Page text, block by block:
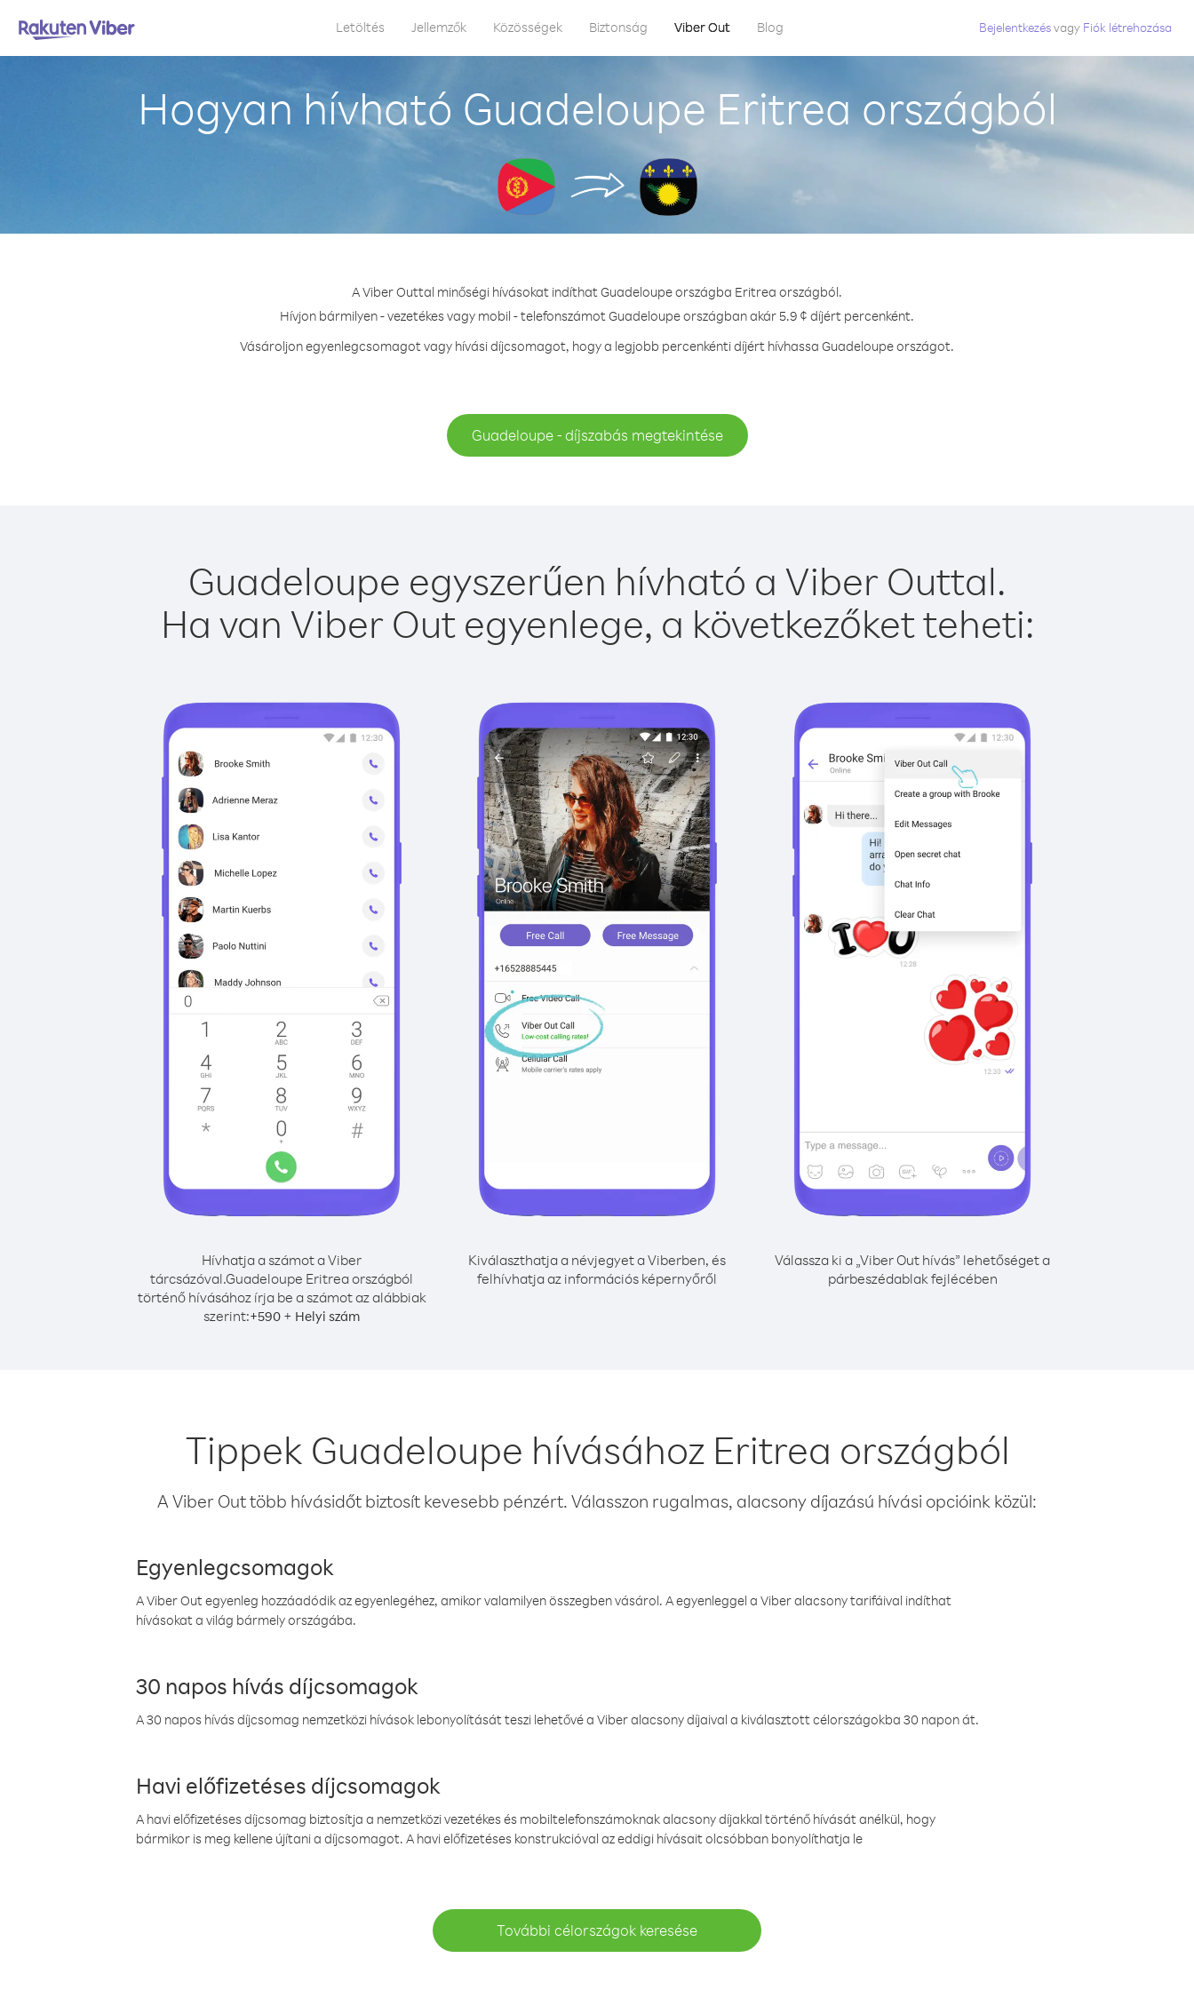
Letöltés Jellemzők Közösségek Biztonság Viber Out Blog Bejelentkezésvagy Fiók létrehozása
Hogyan hívható Guadeloupe Eritrea országból
A Viber Outtal minőségi hívásokat indíthat Guadeloupe országba Eritrea országból.
Hívjon bármilyen - vezetékes vagy mobil - telefonszámot Guadeloupe országban akár 5.9 ¢ díjért percenként.
Vásároljon egyenlegcsomagot vagy hívási díjcsomagot, hogy a legjobb percenkénti díjért hívhassa Guadeloupe országot.
Guadeloupe - díjszabás megtekintése
Guadeloupe egyszerűen hívható a Viber Outtal.
Ha van Viber Out egyenlege, a következőket teheti:
Hívhatja a számot a Viber
tárcsázóval.Guadeloupe Eritrea országból
történő hívásához írja be a számot az alábbiak
szerint:+590 + Helyi szám
Kiválaszthatja a névjegyet a Viberben, és
felhívhatja az információs képernyőről
Válassza ki a „Viber Out hívás” lehetőséget a
párbeszédablak fejlécében
Tippek Guadeloupe hívásához Eritrea országból
A Viber Out több hívásidőt biztosít kevesebb pénzért. Válasszon rugalmas, alacsony díjazású hívási opcióink közül:
Egyenlegcsomagok
A Viber Out egyenleg hozzáadódik az egyenlegéhez, amikor valamilyen összegben vásárol. A egyenleggel a Viber alacsony tarifáival indíthat
hívásokat a világ bármely országába.
30 napos hívás díjcsomagok
A 30 napos hívás díjcsomag nemzetközi hívások lebonyolítását teszi lehetővé a Viber alacsony díjaival a kiválasztott célországokba 30 napon át.
Havi előfizetéses díjcsomagok
A havi előfizetéses díjcsomag biztosítja a nemzetközi vezetékes és mobiltelefonszámoknak alacsony díjakkal történő hívását anélkül, hogy
bármikor is meg kellene újítani a díjcsomagot. A havi előfizetéses konstrukcióval az eddigi hívásait olcsóbban bonyolíthatja le
További célországok keresése